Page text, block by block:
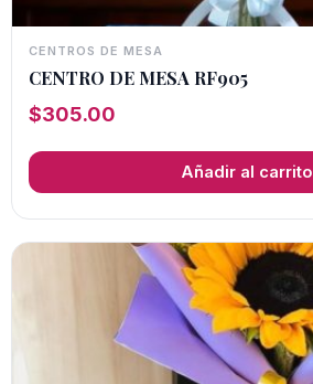
CENTROS DE MESA
CENTRO DE MESA RF905
$305.00
Añadir al carrito